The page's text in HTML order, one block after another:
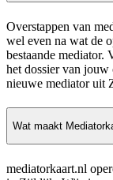
Overstappen van
wel even na wat de
bestaande mediator.
het dossier van jouw
nieuwe mediator uit
Wat maakt
mediatorkaart.nl